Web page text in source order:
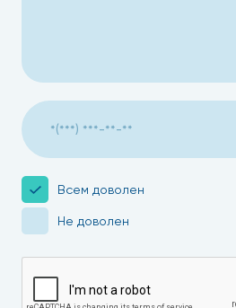
Всем доволен
Не доволен